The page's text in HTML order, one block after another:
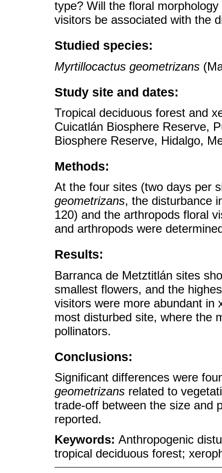
type? Will the floral
visitors be associated with the
Studied species:
Myrtillocactus geometrizans
Study site and dates:
Tropical deciduous forest and
Cuicatlán Biosphere Reserve,
Biosphere Reserve, Hidalgo,
Methods:
At the four sites (two days per
geometrizans, the disturbance
120) and the arthropods floral
and arthropods were
Results:
Barranca de Metztitlán sites
smallest flowers, and the
visitors were more abundant in
most disturbed site, where the
pollinators.
Conclusions:
Significant differences were
geometrizans related to
trade-off between the size and
reported.
Keywords: Anthropogenic
tropical deciduous forest;